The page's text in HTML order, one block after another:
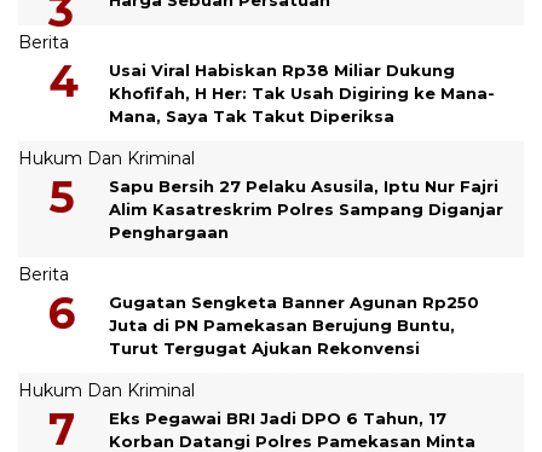
Berita
Usai Viral Habiskan Rp38 Miliar Dukung
Khofifah, H Her: Tak Usah Digiring ke Mana-
Mana, Saya Tak Takut Diperiksa
Hukum Dan Kriminal
Sapu Bersih 27 Pelaku Asusila, Iptu Nur Fajri
Alim Kasatreskrim Polres Sampang Diganjar
Penghargaan
Berita
Gugatan Sengketa Banner Agunan Rp250
Juta di PN Pamekasan Berujung Buntu,
Turut Tergugat Ajukan Rekonvensi
Hukum Dan Kriminal
Eks Pegawai BRI Jadi DPO 6 Tahun, 17
Korban Datangi Polres Pamekasan Minta